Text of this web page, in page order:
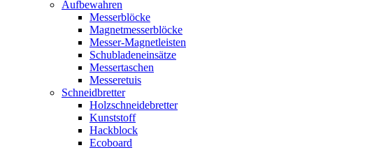
Aufbewahren
Messerblöcke
Magnetmesserblöcke
Messer-Magnetleisten
Schubladeneinsätze
Messertaschen
Messeretuis
Schneidbretter
Holzschneidebretter
Kunststoff
Hackblock
Ecoboard